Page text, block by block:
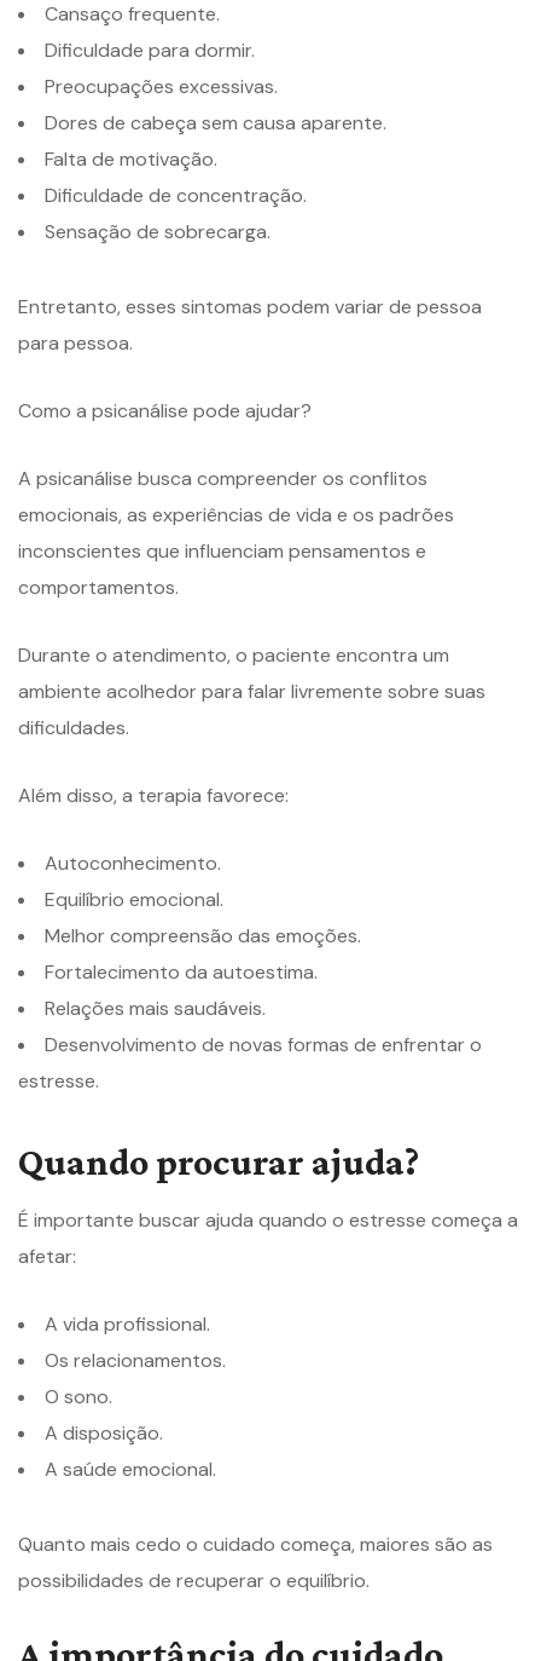
Cansaço frequente.
Dificuldade para dormir.
Preocupações excessivas.
Dores de cabeça sem causa aparente.
Falta de motivação.
Dificuldade de concentração.
Sensação de sobrecarga.
Entretanto, esses sintomas podem variar de pessoa
para pessoa.
Como a psicanálise pode ajudar?
A psicanálise busca compreender os conflitos
emocionais, as experiências de vida e os padrões
inconscientes que influenciam pensamentos e
comportamentos.
Durante o atendimento, o paciente encontra um
ambiente acolhedor para falar livremente sobre suas
dificuldades.
Além disso, a terapia favorece:
Autoconhecimento.
Equilíbrio emocional.
Melhor compreensão das emoções.
Fortalecimento da autoestima.
Relações mais saudáveis.
Desenvolvimento de novas formas de enfrentar o
estresse.
Quando procurar ajuda?
É importante buscar ajuda quando o estresse começa a
afetar:
A vida profissional.
Os relacionamentos.
O sono.
A disposição.
A saúde emocional.
Quanto mais cedo o cuidado começa, maiores são as
possibilidades de recuperar o equilíbrio.